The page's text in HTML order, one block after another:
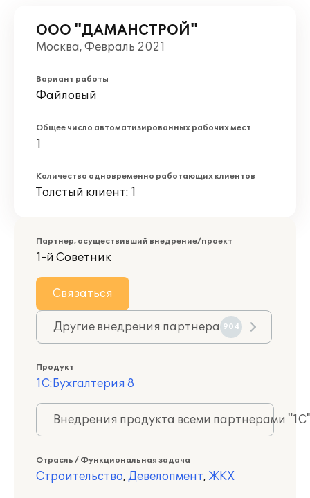
ООО "ДАМАНСТРОЙ"
Москва, Февраль 2021
Вариант работы
Файловый
Общее число автоматизированных рабочих мест
1
Количество одновременно работающих клиентов
Толстый клиент: 1
Партнер, осуществивший внедрение/проект
1-й Советник
Связаться
Другие внедрения партнера 904
Продукт
1С:Бухгалтерия 8
Внедрения продукта всеми партнерами
Отрасль / Функциональная задача
Строительство, Девелопмент, ЖКХ